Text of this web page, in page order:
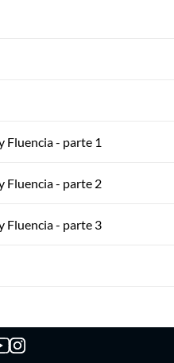
Fluencia - parte 1
Fluencia - parte 2
Fluencia - parte 3